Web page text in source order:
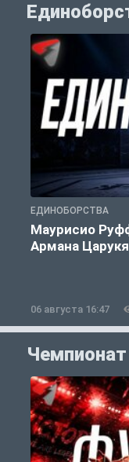
ЕДИНОБОРСТВА
Маурисио
Армана
06 августа 16:47